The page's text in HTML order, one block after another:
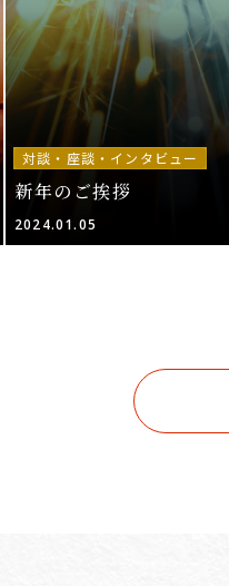
対談・座談・インタビュー
新年のご挨拶
2024.01.05